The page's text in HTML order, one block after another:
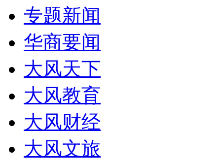
专题新闻
华商要闻
大风天下
大风教育
大风财经
大风文旅